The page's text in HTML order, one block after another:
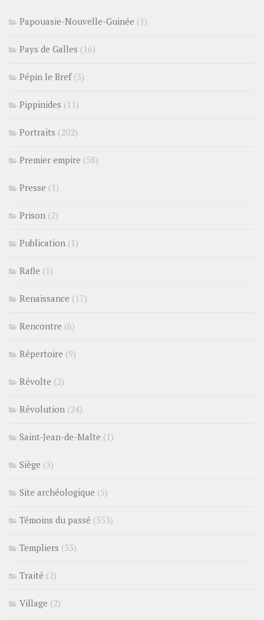
Papouasie-Nouvelle-Guinée (1)
Pays de Galles (16)
Pépin le Bref(3)
Pippinides (11)
Portraits (202)
Premier empire (58)
Presse (1)
Prison (2)
Publication (1)
Rafle (1)
Renaissance (17)
Rencontre (6)
Répertoire (9)
Révolte (2)
Révolution (24)
Saint-Jean-de-Malte (1)
Siège (3)
Site archéologique (5)
Témoins du passé (353)
Templiers (33)
Traité (2)
Village (2)